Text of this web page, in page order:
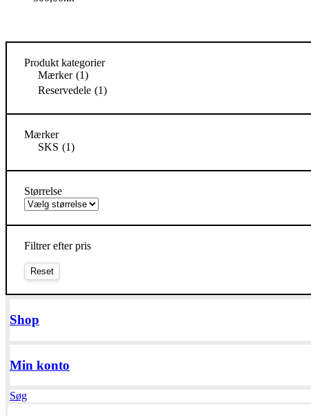
Produkt kategorier
Mærker (1)
Reservedele (1)
Mærker
SKS (1)
Størrelse
Filtrer efter pris
Shop
Min konto
Søg